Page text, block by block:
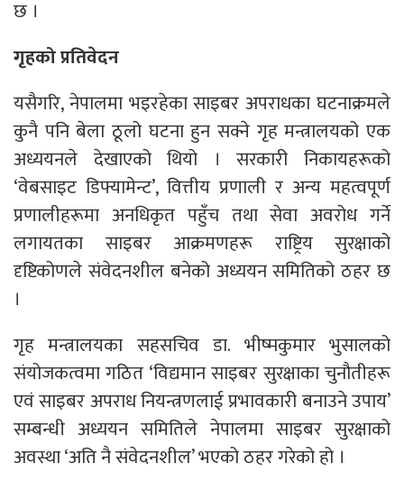
छ ।
गृहको प्रतिवेदन
यसैगरि, नेपालमा भइरहेका साइबर अपराधका घटनाक्रमले
कुनै पनि बेला ठूलो घटना हुन सक्ने गृह मन्त्रालयको एक
अध्ययनले देखाएको थियो । सरकारी निकायहरूको
‘वेबसाइट डिफ्यामेन्ट’, वित्तीय प्रणाली र अन्य महत्वपूर्ण
प्रणालीहरूमा अनधिकृत पहुँच तथा सेवा अवरोध गर्ने
लगायतका साइबर आक्रमणहरू राष्ट्रिय सुरक्षाको
दृष्टिकोणले संवेदनशील बनेको अध्ययन समितिको ठहर छ
।
गृह मन्त्रालयका सहसचिव डा. भीष्मकुमार भुसालको
संयोजकत्वमा गठित ‘विद्यमान साइबर सुरक्षाका चुनौतीहरू
एवं साइबर अपराध नियन्त्रणलाई प्रभावकारी बनाउने उपाय’
सम्बन्धी अध्ययन समितिले नेपालमा साइबर सुरक्षाको
अवस्था ‘अति नै संवेदनशील’ भएको ठहर गरेको हो ।